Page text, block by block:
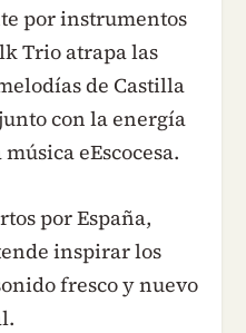
por instrumentos
Trio atrapa las
de Castilla
con la energía
eEscocesa.
por España,
inspirar los
fresco y nuevo